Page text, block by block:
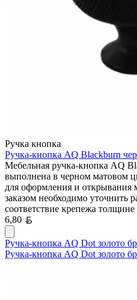
Ручка кнопка
Ручка-кнопка AQ Blackburn
Мебельная ручка-кнопка AQ
выполнена в черном матовом
для оформления и открывания
заказом необходимо уточнить
соответствие крепежа толщине
6,80
Ручка-кнопка AQ Dot золото
Ручка-кнопка AQ Dot золото